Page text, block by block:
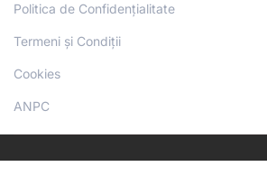
Politica de Confidențialitate
Termeni și Condiții
Cookies
ANPC